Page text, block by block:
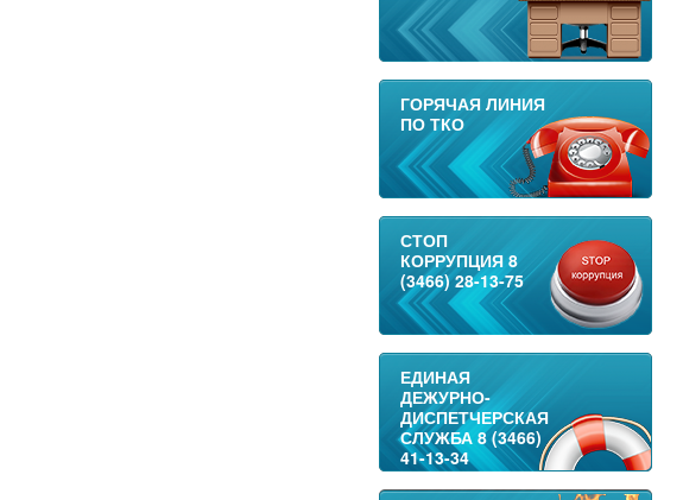
ГОРЯЧАЯ ЛИНИЯ
ПО ТКО
СТОП
КОРРУПЦИЯ 8
(3466) 28-13-75
ЕДИНАЯ
ДЕЖУРНО-
ДИСПЕТЧЕРСКАЯ
СЛУЖБА 8 (3466)
41-13-34